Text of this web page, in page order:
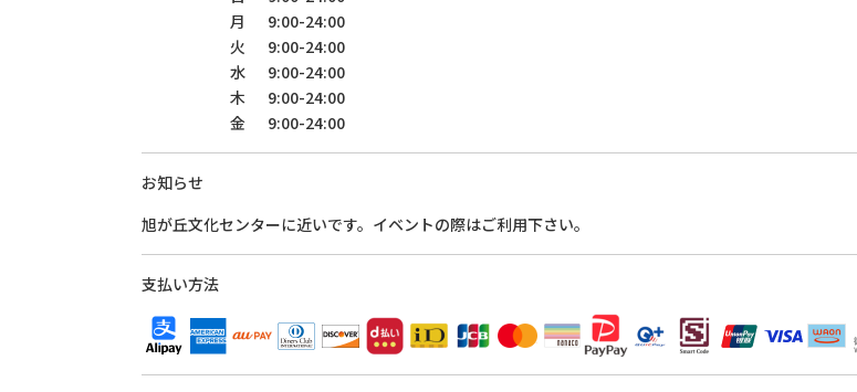
月
9:00-24:00
火
9:00-24:00
水
9:00-24:00
木
9:00-24:00
金
9:00-24:00
お知らせ
旭が丘文化センターに近いです。イベントの際はご利用下さい。
支払い方法